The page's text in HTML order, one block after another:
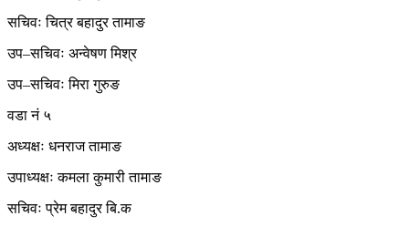
सचिवः चित्र बहादुर तामाङ
उप–सचिवः अन्वेषण मिश्र
उप–सचिवः मिरा गुरुङ
वडा नं ५
अध्यक्षः धनराज तामाङ
उपाध्यक्षः कमला कुमारी तामाङ
सचिवः प्रेम बहादुर बि.क